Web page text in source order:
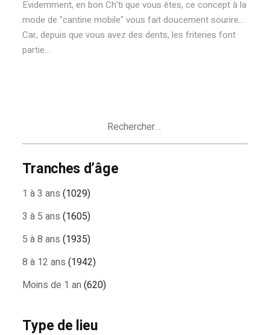
Evidemment, en bon Ch'ti que vous êtes, ce concept à la
mode de "cantine mobile" vous fait doucement sourire...
Car, depuis que vous avez des dents, les friteries font
partie...
Tranches d’âge
1 à 3 ans (1029)
3 à 5 ans (1605)
5 à 8 ans (1935)
8 à 12 ans (1942)
Moins de 1 an (620)
Type de lieu